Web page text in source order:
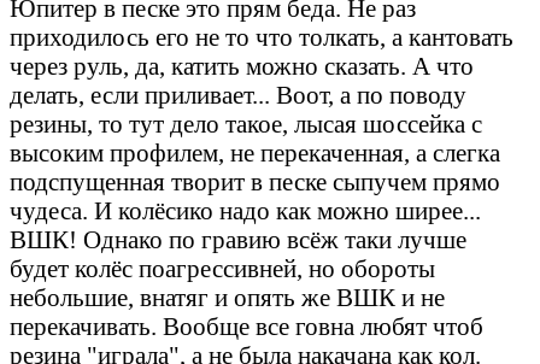
Юпитер в песке это прям беда. Не раз
приходилось его не то что толкать, а кантовать
через руль, да, катить можно сказать. А что
делать, если приливает... Воот, а по поводу
резины, то тут дело такое, лысая шоссейка с
высоким профилем, не перекаченная, а слегка
подспущенная творит в песке сыпучем прямо
чудеса. И колёсико надо как можно ширее...
ВШК! Однако по гравию всёж таки лучше
будет колёс поагрессивней, но обороты
небольшие, внатяг и опять же ВШК и не
перекачивать. Вообще все говна любят чтоб
резина "играла", а не была накачана как кол.